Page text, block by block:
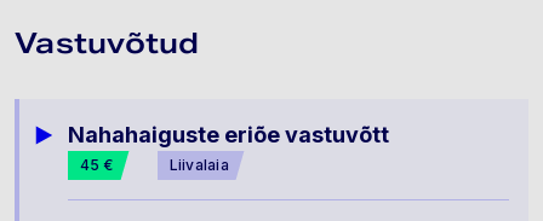
Vastuvõtud
Nahahaiguste eriõe vastuvõtt
45 € Liivalaia